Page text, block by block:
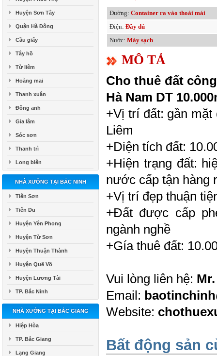
Huyện Sơn Tây
Quận Hà Đông
Cầu giấy
Tây hồ
Từ liêm
Hoàng mai
Thanh xuân
Đông anh
Gia lâm
Sóc sơn
Thanh trì
Long biên
NHÀ XƯỞNG TẠI BẮC NINH
Tiên Sơn
Tiên Du
Huyện Yên Phong
Huyện Từ Sơn
Huyện Thuận Thành
Huyện Quế Võ
Huyện Lương Tài
TP. Bắc Ninh
NHÀ XƯỞNG TẠI BẮC GIANG
Hiệp Hòa
TP. Bắc Giang
Lạng Giang
Đường: Container ra vào thoải mái
Điện: Đầy đủ
Nước: Máy sạch
MÔ TẢ
Cho thuê đất
Hà Nam DT
+Vị trí đất: gần
Liêm
+Diện tích đất:
+Hiện trạng đất:
nước cấp tận hàng
+Vị trí đẹp thuận
+Đất được cấp
ngành nghề
+Gía thuê đất:
Vui lòng liên hệ:
Email:
Website:
Bất động sản